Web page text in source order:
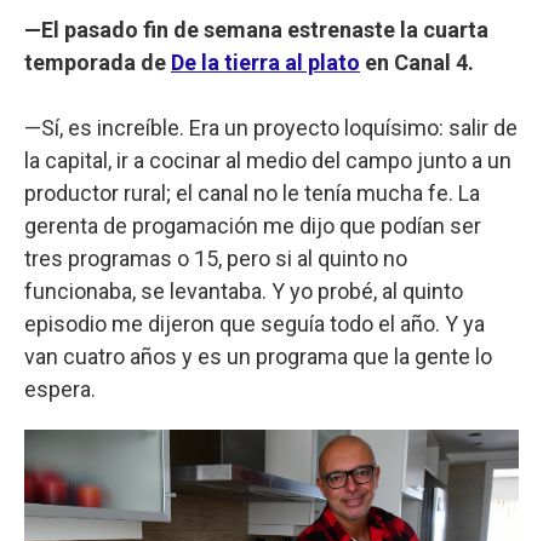
—El pasado fin de semana estrenaste la cuarta
temporada de De la tierra al plato en Canal 4.
—Sí, es increíble. Era un proyecto loquísimo: salir de
la capital, ir a cocinar al medio del campo junto a un
productor rural; el canal no le tenía mucha fe. La
gerenta de progamación me dijo que podían ser
tres programas o 15, pero si al quinto no
funcionaba, se levantaba. Y yo probé, al quinto
episodio me dijeron que seguía todo el año. Y ya
van cuatro años y es un programa que la gente lo
espera.